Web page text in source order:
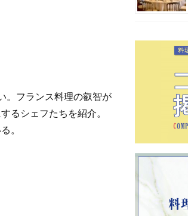
。フランス料理の叡智が
るシェフたちを紹介。
。